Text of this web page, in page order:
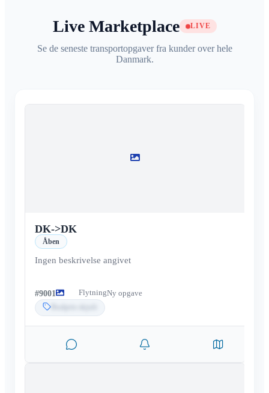
Live Marketplace LIVE
Se de seneste transportopgaver fra kunder over hele
Danmark.
DK->DK
Åben
Ingen beskrivelse angivet
#9001 FlytningNy opgave